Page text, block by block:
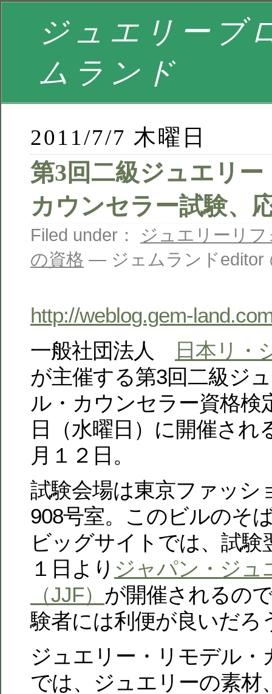
ジュエリーブ
ムランド
2011/7/7 木曜日
第3回二級ジュエリ
カウンセラー試験、
Filed under： ジュエリーリ
の資格 — ジェムランドeditor
http://weblog.gem-
一般社団法人
日本リ・
が主催する第3回二級ジ
ル・カウンセラー資格検
日（水曜日）に開催され
月１２日。
試験会場は東京ファッシ
908号室。このビルのそ
ビッグサイトでは、試験
１日より ジャパン・ジュ
（JJF） が開催されるの
験者には利便が良いだろ
ジュエリー・リモデル・
では、ジュエリーの素材